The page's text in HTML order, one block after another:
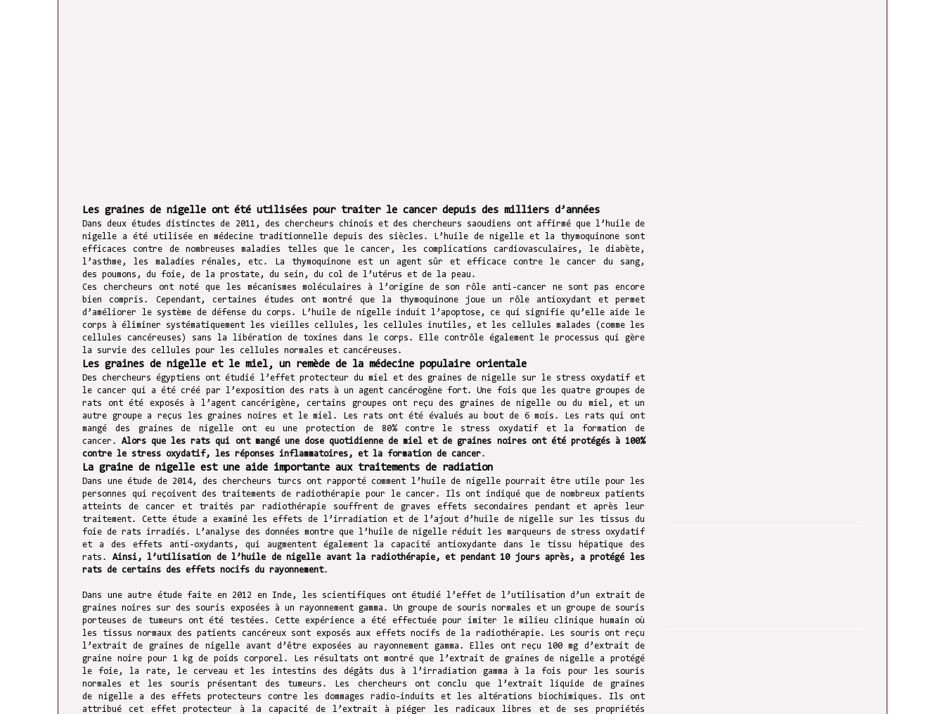
Les graines de nigelle ont été utilisées pour traiter le cancer depuis des milliers d’années
Dans deux études distinctes de 2011, des chercheurs chinois et des chercheurs saoudiens ont affirmé que l’huile de
nigelle a été utilisée en médecine traditionnelle depuis des siècles. L’huile de nigelle et la thymoquinone sont
efficaces contre de nombreuses maladies telles que le cancer, les complications cardiovasculaires, le diabète,
l’asthme, les maladies rénales, etc. La thymoquinone est un agent sûr et efficace contre le cancer du sang,
des poumons, du foie, de la prostate, du sein, du col de l’utérus et de la peau.
Ces chercheurs ont noté que les mécanismes moléculaires à l’origine de son rôle anti-cancer ne sont pas encore
bien compris. Cependant, certaines études ont montré que la thymoquinone joue un rôle antioxydant et permet
d’améliorer le système de défense du corps. L’huile de nigelle induit l’apoptose, ce qui signifie qu’elle aide le
corps à éliminer systématiquement les vieilles cellules, les cellules inutiles, et les cellules malades (comme les
cellules cancéreuses) sans la libération de toxines dans le corps. Elle contrôle également le processus qui gère
la survie des cellules pour les cellules normales et cancéreuses.
Les graines de nigelle et le miel, un remède de la médecine populaire orientale
Des chercheurs égyptiens ont étudié l’effet protecteur du miel et des graines de nigelle sur le stress oxydatif et
le cancer qui a été créé par l’exposition des rats à un agent cancérogène fort. Une fois que les quatre groupes de
rats ont été exposés à l’agent cancérigène, certains groupes ont reçu des graines de nigelle ou du miel, et un
autre groupe a reçus les graines noires et le miel. Les rats ont été évalués au bout de 6 mois. Les rats qui ont
mangé des graines de nigelle ont eu une protection de 80% contre le stress oxydatif et la formation de
cancer.Alors que les rats qui ont mangé une dose quotidienne de miel et de graines noires ont été protégés à 100%
contre le stress oxydatif, les réponses inflammatoires, et la formation de cancer.
La graine de nigelle est une aide importante aux traitements de radiation
Dans une étude de 2014, des chercheurs turcs ont rapporté comment l’huile de nigelle pourrait être utile pour les
personnes qui reçoivent des traitements de radiothérapie pour le cancer. Ils ont indiqué que de nombreux patients
atteints de cancer et traités par radiothérapie souffrent de graves effets secondaires pendant et après leur
traitement. Cette étude a examiné les effets de l’irradiation et de l’ajout d’huile de nigelle sur les tissus du
foie de rats irradiés. L’analyse des données montre que l’huile de nigelle réduit les marqueurs de stress oxydatif
et a des effets anti-oxydants, qui augmentent également la capacité antioxydante dans le tissu hépatique des
rats. Ainsi, l’utilisation de l’huile de nigelle avant la radiothérapie, et pendant 10 jours après, a protégé les
rats de certains des effets nocifs du rayonnement.
Dans une autre étude faite en 2012 en Inde, les scientifiques ont étudié l’effet de l’utilisation d’un extrait de
graines noires sur des souris exposées à un rayonnement gamma. Un groupe de souris normales et un groupe de souris
porteuses de tumeurs ont été testées. Cette expérience a été effectuée pour imiter le milieu clinique humain où
les tissus normaux des patients cancéreux sont exposés aux effets nocifs de la radiothérapie. Les souris ont reçu
l’extrait de graines de nigelle avant d’être exposées au rayonnement gamma. Elles ont reçu 100 mg d’extrait de
graine noire pour 1 kg de poids corporel. Les résultats ont montré que l’extrait de graines de nigelle a protégé
le foie, la rate, le cerveau et les intestins des dégâts dus à l’irradiation gamma à la fois pour les souris
normales et les souris présentant des tumeurs. Les chercheurs ont conclu que l’extrait liquide de graines
de nigelle a des effets protecteurs contre les dommages radio-induits et les altérations biochimiques. Ils ont
attribué cet effet protecteur à la capacité de l’extrait à piéger les radicaux libres et de ses propriétés